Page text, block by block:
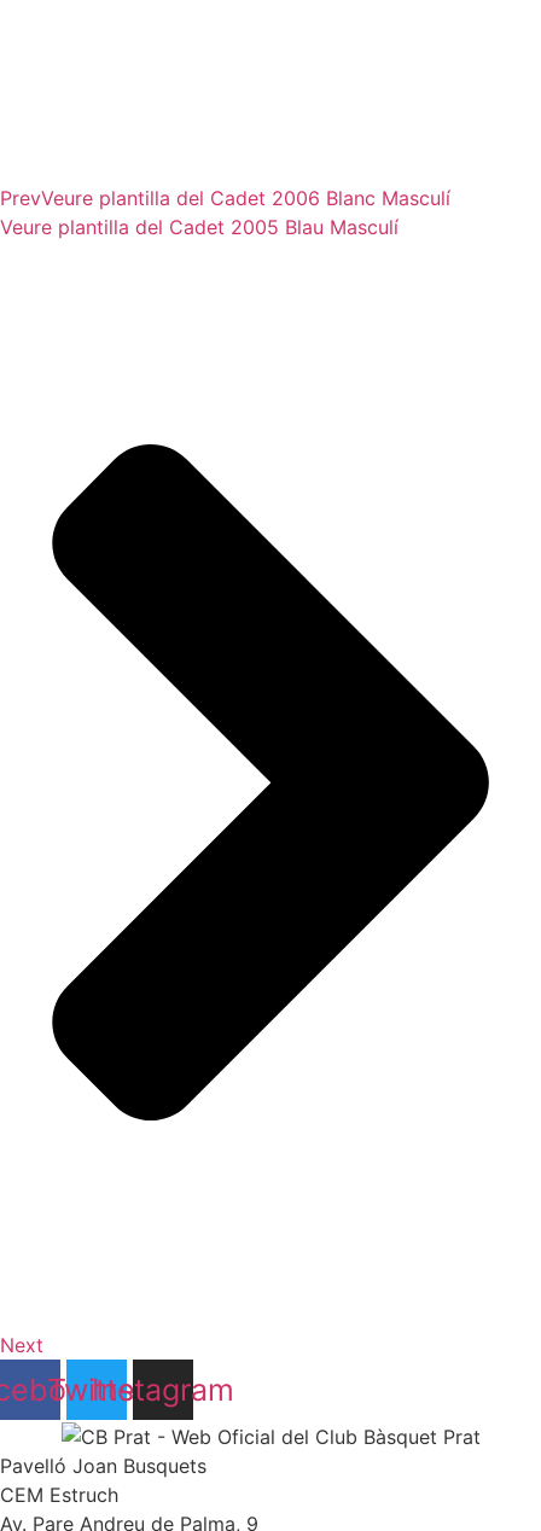
PrevVeure plantilla del Cadet 2006 Blanc Masculí
Veure plantilla del Cadet 2005 Blau Masculí
Next
Twitter
Instagram
Pavelló Joan Busquets
CEM Estruch
Av. Pare Andreu de Palma, 9